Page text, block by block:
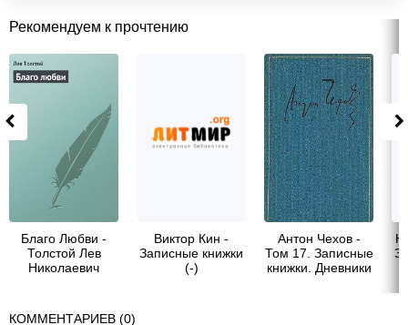
Рекомендуем к прочтению
Благо Любви -
Толстой Лев
Николаевич
Виктор Кин -
Записные книжки
(-)
Антон Чехов -
Том 17. Записные
книжки. Дневники
КОММЕНТАРИЕВ (0)